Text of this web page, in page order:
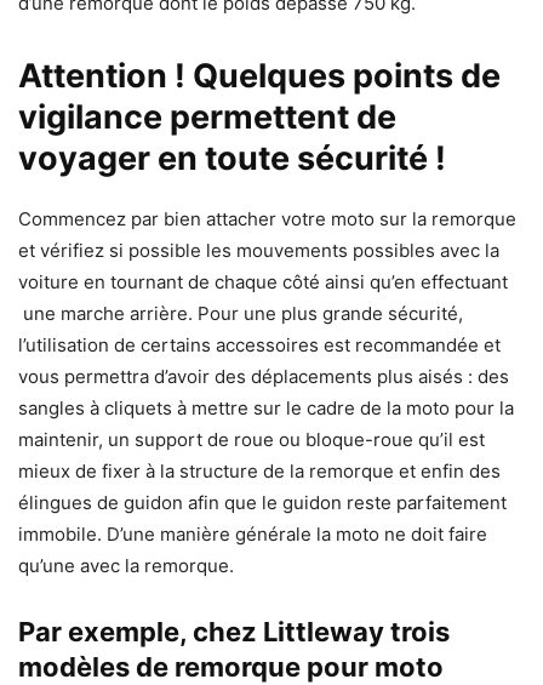
Attention ! Quelques points de
vigilance permettent de
voyager en toute sécurité !
Commencez par bien attacher votre moto sur la remorque
et vérifiez si possible les mouvements possibles avec la
voiture en tournant de chaque côté ainsi qu’en effectuant
une marche arrière. Pour une plus grande sécurité,
l’utilisation de certains accessoires est recommandée et
vous permettra d’avoir des déplacements plus aisés : des
sangles à cliquets à mettre sur le cadre de la moto pour la
maintenir, un support de roue ou bloque-roue qu’il est
mieux de fixer à la structure de la remorque et enfin des
élingues de guidon afin que le guidon reste parfaitement
immobile. D’une manière générale la moto ne doit faire
qu’une avec la remorque.
Par exemple, chez Littleway trois
modèles de remorque pour moto